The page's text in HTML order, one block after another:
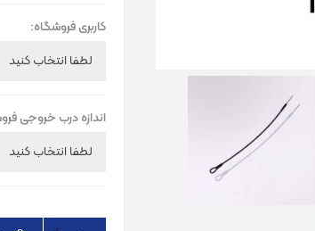
کاربری فروشگاه:
اندازه درب خروجی